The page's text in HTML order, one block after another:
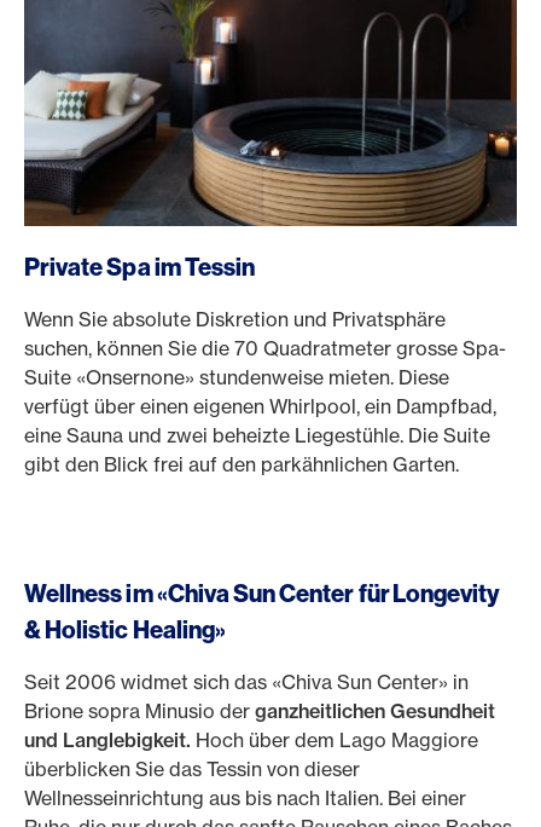
Private Spa im Tessin
Wenn Sie absolute Diskretion und Privatsphäre
suchen, können Sie die 70 Quadratmeter grosse Spa-
Suite «Onsernone» stundenweise mieten. Diese
verfügt über einen eigenen Whirlpool, ein Dampfbad,
eine Sauna und zwei beheizte Liegestühle. Die Suite
gibt den Blick frei auf den parkähnlichen Garten.
Wellness im «Chiva Sun Center für Longevity
& Holistic Healing»
Seit 2006 widmet sich das «Chiva Sun Center» in
Brione sopra Minusio der ganzheitlichen Gesundheit
und Langlebigkeit. Hoch über dem Lago Maggiore
überblicken Sie das Tessin von dieser
Wellnesseinrichtung aus bis nach Italien. Bei einer